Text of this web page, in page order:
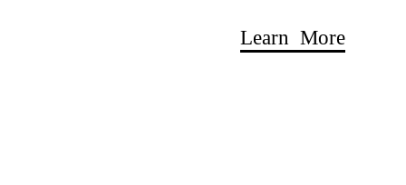
Learn More